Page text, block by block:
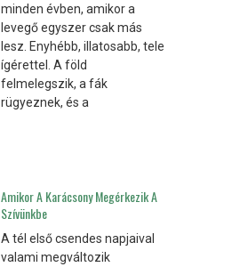
minden évben, amikor a
levegő egyszer csak más
lesz. Enyhébb, illatosabb, tele
ígérettel. A föld
felmelegszik, a fák
rügyeznek, és a
Amikor A Karácsony Megérkezik A
Szívünkbe
A tél első csendes napjaival
valami megváltozik